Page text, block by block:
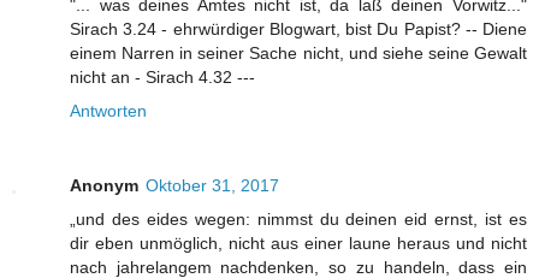
"... was deines Amtes nicht ist, da laß deinen Vorwitz..."
Sirach 3.24 - ehrwürdiger Blogwart, bist Du Papist? -- Diene
einem Narren in seiner Sache nicht, und siehe seine Gewalt
nicht an - Sirach 4.32 ---
Antworten
Anonym Oktober 31, 2017
„und des eides wegen: nimmst du deinen eid ernst, ist es
dir eben unmöglich, nicht aus einer laune heraus und nicht
nach jahrelangem nachdenken, so zu handeln, dass ein